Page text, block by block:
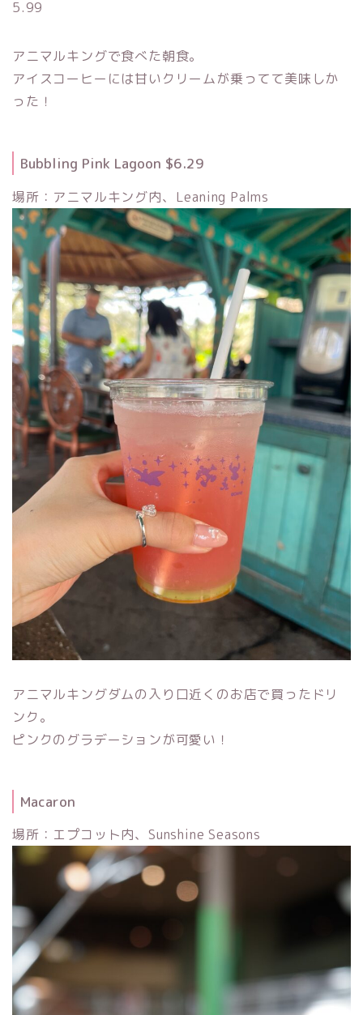
5.99
アニマルキングで食べた朝食。
アイスコーヒーには甘いクリームが乗ってて美味しか
った！
Bubbling Pink Lagoon $6.29
場所：アニマルキング内、Leaning Palms
アニマルキングダムの入り口近くのお店で買ったドリ
ンク。
ピンクのグラデーションが可愛い！
Macaron
場所：エプコット内、Sunshine Seasons